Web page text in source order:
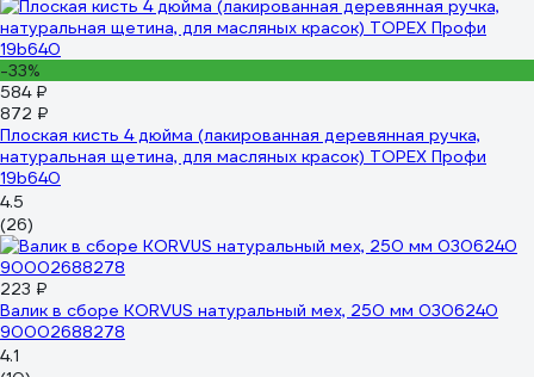
-33%
584 ₽
872 ₽
Плоская кисть 4 дюйма (лакированная деревянная ручка,
натуральная щетина, для масляных красок) TOPEX Профи
19b640
4.5
(26)
223 ₽
Валик в сборе KORVUS натуральный мех, 250 мм 0306240
90002688278
4.1